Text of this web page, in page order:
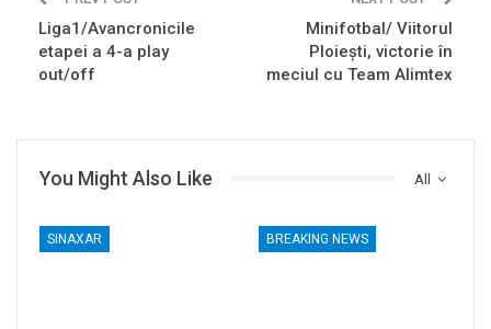
Liga1/Avancronicile
etapei a 4-a play
out/off
Minifotbal/ Viitorul
Ploiești, victorie în
meciul cu Team Alimtex
All
You Might Also Like
SINAXAR BREAKING NEWS